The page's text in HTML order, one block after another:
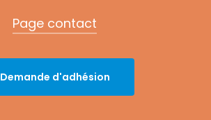
Page contact
Demande d'adhésion